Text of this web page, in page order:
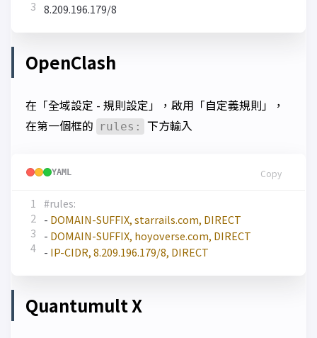
OpenClash
在「全域設定 - 規則設定」，啟用「自定義規則」，
在第一個框的
rules: 下方輸入
YAML Copy
4
#rules:
- DOMAIN-SUFFIX, starrails.com, DIRECT
- DOMAIN-SUFFIX, hoyoverse.com, DIRECT
- IP-CIDR, 8.209.196.179/8, DIRECT
Quantumult X